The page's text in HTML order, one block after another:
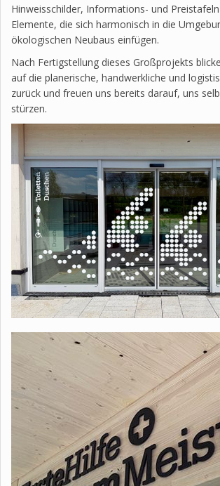
Hinweisschilder, Informations- und
Elemente, die sich harmonisch in die
ökologischen Neubaus einfügen.
Nach Fertigstellung dieses Großprojekts
auf die planerische, handwerkliche und
zurück und freuen uns bereits darauf, uns
stürzen.